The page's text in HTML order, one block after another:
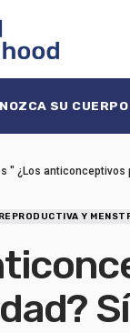
SU CUERPO
" ¿Los anticonceptivos
Y